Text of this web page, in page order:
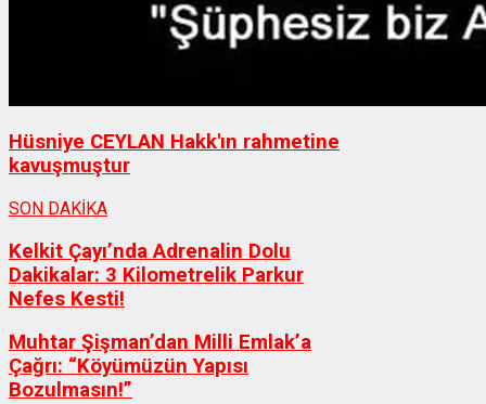
Hüsniye CEYLAN Hakk'ın rahmetine
kavuşmuştur
SON DAKİKA
Kelkit Çayı’nda Adrenalin Dolu
Dakikalar: 3 Kilometrelik Parkur
Nefes Kesti!
Muhtar Şişman’dan Milli Emlak’a
Çağrı: “Köyümüzün Yapısı
Bozulmasın!”